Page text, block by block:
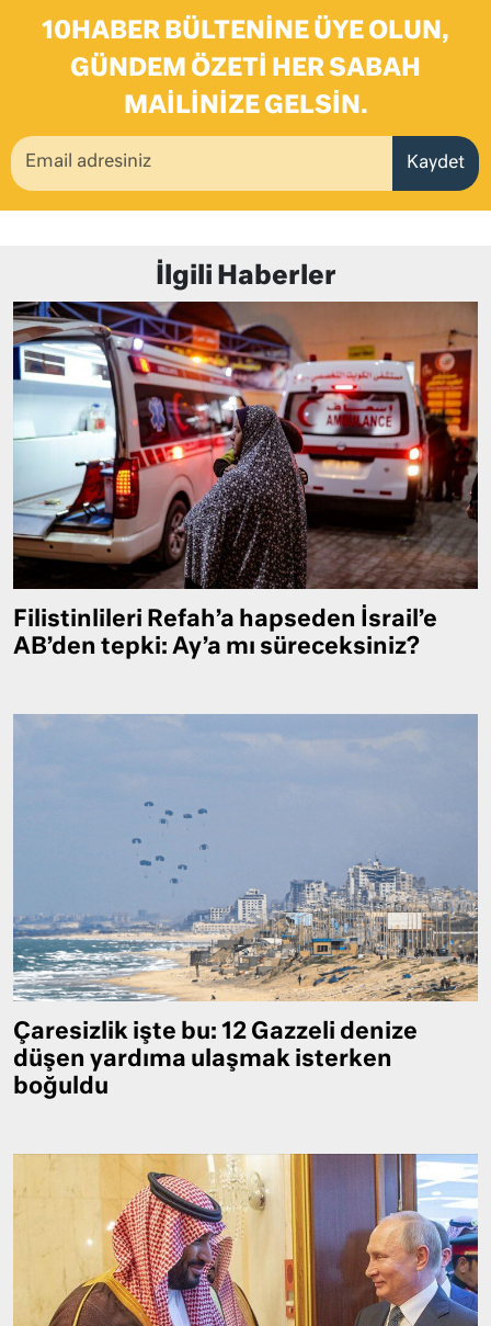
10HABER BÜLTENINE ÜYE OLUN,
GÜNDEM ÖZETI HER SABAH
MAILINIZE GELSIN.
Kaydet
İlgili Haberler
Filistinlileri Refah’a hapseden İsrail’e
AB’den tepki: Ay’a mı süreceksiniz?
Çaresizlik işte bu: 12 Gazzeli denize
düşen yardıma ulaşmak isterken
boğuldu